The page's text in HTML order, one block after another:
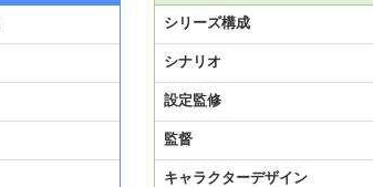
シリーズ構成
シナリオ
設定監修
監督
キャラクターデザイン